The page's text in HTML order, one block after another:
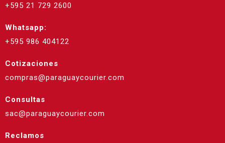
+595 21 729 2600
Whatsapp:
+595 986 404122
Cotizaciones
compras@paraguaycourier.com
Consultas
sac@paraguaycourier.com
Reclamos